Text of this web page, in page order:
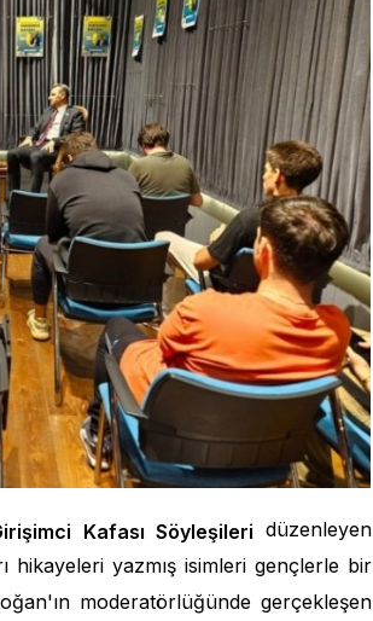
Kafası Söyleşileri düzenleyen
hikayeleri yazmış isimleri gençlerle bir
moderatörlüğünde gerçekleşen